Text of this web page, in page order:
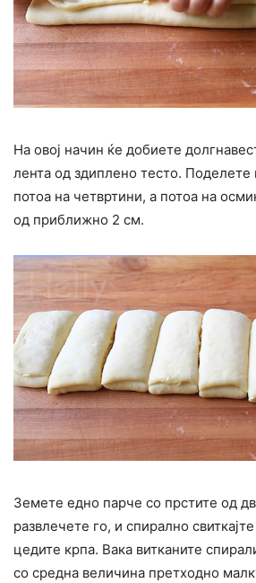
На овој начин ќе добиете
лента од здиплено тесто. Поделете
потоа на четвртини, а потоа на
од приближно 2 см.
Земете едно парче со прстите од
развлечете го, и спирално
цедите крпа. Вака витканите
со средна величина претходно